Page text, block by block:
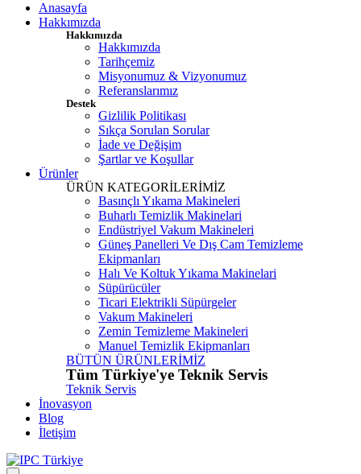
Anasayfa
Hakkımızda
Hakkımızda
Hakkımızda
Tarihçemiz
Misyonumuz & Vizyonumuz
Referanslarımız
Destek
Gizlilik Politikası
Sıkça Sorulan Sorular
İade ve Değişim
Şartlar ve Koşullar
Ürünler
ÜRÜN KATEGORİLERİMİZ
Basınçlı Yıkama Makineleri
Buharlı Temizlik Makinelari
Endüstriyel Vakum Makineleri
Güneş Panelleri Ve Dış Cam Temizleme
Ekipmanları
Halı Ve Koltuk Yıkama Makinelari
Süpürücüler
Ticari Elektrikli Süpürgeler
Vakum Makineleri
Zemin Temizleme Makineleri
Manuel Temizlik Ekipmanları
BÜTÜN ÜRÜNLERİMİZ
Tüm Türkiye'ye Teknik Servis
Teknik Servis
İnovasyon
Blog
İletişim